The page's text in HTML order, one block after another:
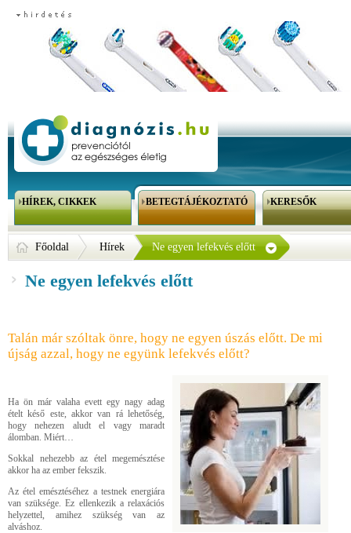
HÍREK, CIKKEK BETEGTÁJÉKOZTATÓ KERESŐK
Főoldal Hírek Ne egyen lefekvés előtt
Ne egyen lefekvés előtt
Talán már szóltak önre, hogy ne egyen úszás előtt. De mi
újság azzal, hogy ne együnk lefekvés előtt?
Ha ön már valaha evett egy nagy adag
ételt késő este, akkor van rá lehetőség,
hogy nehezen aludt el vagy maradt
álomban. Miért…
Sokkal nehezebb az étel megemésztése
akkor ha az ember fekszik.
Az étel emésztéséhez a testnek energiára
van szüksége. Ez ellenkezik a relaxációs
helyzettel, amihez szükség van az
alváshoz.